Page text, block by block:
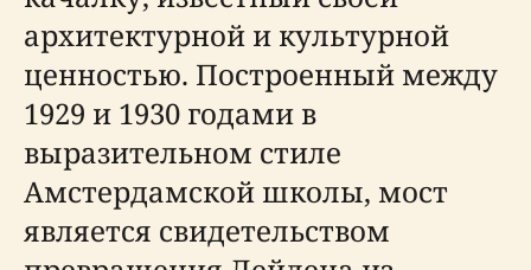
архитектурной и культурной
ценностью. Построенный между
1929 и 1930 годами в
выразительном стиле
Амстердамской школы, мост
является свидетельством